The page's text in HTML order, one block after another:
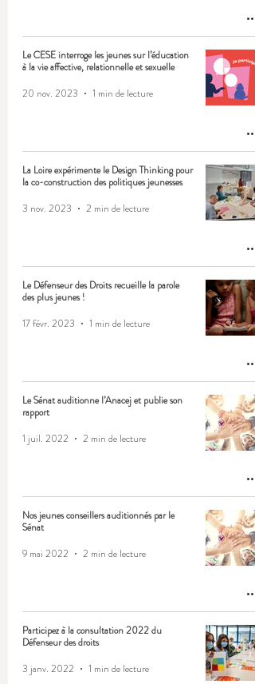
Le CESE interroge les jeunes sur l’éducation
à la vie affective, relationnelle et sexuelle
20 nov. 2023
1 min de lecture
La Loire expérimente le Design Thinking pour
la co-construction des politiques jeunesses
3 nov. 2023
2 min de lecture
Le Défenseur des Droits recueille la parole
des plus jeunes !
17 févr. 2023
1 min de lecture
Le Sénat auditionne l’Anacej et publie son
rapport
1 juil. 2022
2 min de lecture
Nos jeunes conseillers auditionnés par le
Sénat
9 mai 2022
2 min de lecture
Participez à la consultation 2022 du
Défenseur des droits
3 janv. 2022
1 min de lecture